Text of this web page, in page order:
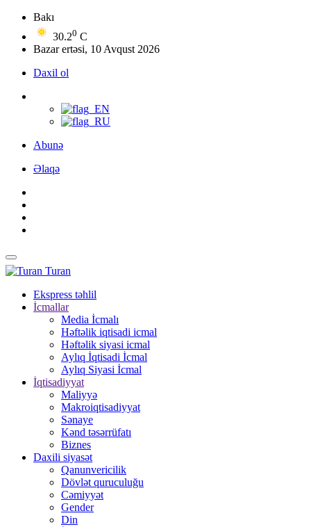
Bakı
30.20 C
Bazar ertəsi, 10 Avqust 2026
Daxil ol
Abunə
Əlaqə
Turan
Ekspress təhlil
İcmallar
Media İcmalı
Həftəlik iqtisadi icmal
Həftəlik siyasi icmal
Aylıq İqtisadi İcmal
Aylıq Siyasi İcmal
İqtisadiyyat
Maliyyə
Makroiqtisadiyyat
Sənaye
Kənd təsərrüfatı
Biznes
Daxili siyasət
Qanunvericilik
Dövlət quruculuğu
Cəmiyyət
Gender
Din